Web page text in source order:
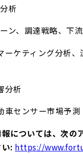
析
ン、調達戦略、下
ーケティング分析
分析
車センサー市場予測
については、次の
: https://